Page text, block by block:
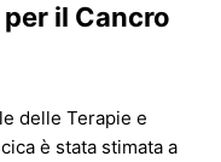
il Cancro
delle Terapie e
è stata stimata a